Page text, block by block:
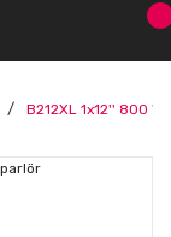
B212XL 1x12'' 800